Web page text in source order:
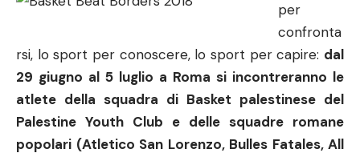
per
confronta
rsi, lo sport per conoscere, lo sport per capire: dal
29 giugno al 5 luglio a Roma si incontreranno le
atlete della squadra di Basket palestinese del
Palestine Youth Club e delle squadre romane
popolari (Atletico San Lorenzo, Bulles Fatales, All